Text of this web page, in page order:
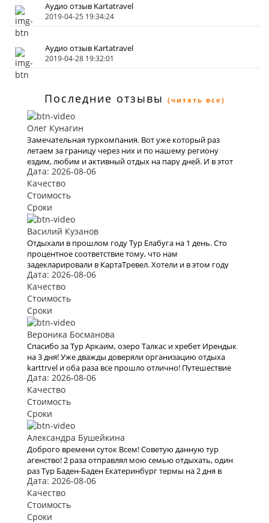
Аудио отзыв Kartatravel
2019-04-25 19:34:24
Аудио отзыв Kartatravel
2019-04-28 19:32:01
Последние отзывы (читать все)
Олег Кунагин
Замечательная туркомпания. Вот уже который раз
летаем за границу через них и по нашему региону
ездим, любим и активный отдых на пару дней. И в этот
раз тоже купили очередной тур через них. Вежливый
персонал , дружественный коллектив. Быстро и
моментально нашли тур по всем нашим параметрам , в
итоге мы выбрали Тур в Уфу на 3 дня. Спасибо всему
коллективу кампании. В следующий раз обязательно
воспользуемся вашими услугами .
Дата: 2026-08-06
Качество
Стоимость
Сроки
Василий Кузанов
Отдыхали в прошлом году Тур Елабуга на 1 день. Сто
процентное соответствие тому, что нам
задекларировали в КартаТревел. Хотели и в этом году
воспользоваться их услугами, но видимо эта пандемия
все испортит.
Дата: 2026-08-06
Качество
Стоимость
Сроки
Вероника Босманова
Спасибо за Тур Аркаим, озеро Талкас и хребет Ирендык
на 3 дня! Уже дважды доверяли организацию отдыха
karttrvel и оба раза все прошло отлично! Путешествие
было с маленьким ребёнком поэтому к выбору тура
подходили особенно трепетно. Большое спасибо за
помощь во всех организационных вопросах, быстрое
оформление виз и такое внимательное отношение!
Дата: 2026-08-06
Качество
Стоимость
Сроки
Александра Бушейкина
Доброго времени суток Всем! Советую данную тур
агенство! 2 раза отправлял мою семью отдыхать, один
раз Тур Баден-Баден Екатеринбург термы на 2 дня в
начале 2020 года, и второй раз решили полететь на
моря а именно в Турцию, все понравилось, буду
рекомендовать.
Дата: 2026-08-06
Качество
Стоимость
Сроки